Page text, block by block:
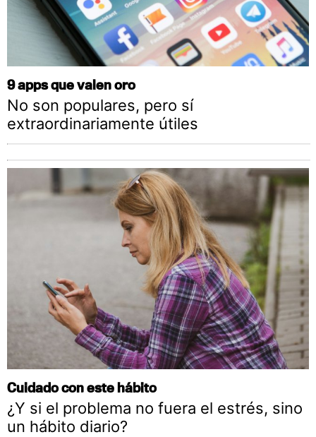
9 apps que valen oro
No son populares, pero sí
extraordinariamente útiles
Cuidado con este hábito
¿Y si el problema no fuera el estrés, sino
un hábito diario?